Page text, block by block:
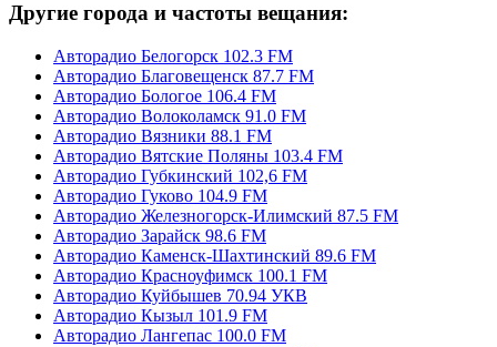
Другие города и частоты вещания:
Авторадио Белогорск 102.3 FM
Авторадио Благовещенск 87.7 FM
Авторадио Бологое 106.4 FM
Авторадио Волоколамск 91.0 FM
Авторадио Вязники 88.1 FM
Авторадио Вятские Поляны 103.4 FM
Авторадио Губкинский 102,6 FM
Авторадио Гуково 104.9 FM
Авторадио Железногорск-Илимский 87.5 FM
Авторадио Зарайск 98.6 FM
Авторадио Каменск-Шахтинский 89.6 FM
Авторадио Красноуфимск 100.1 FM
Авторадио Куйбышев 70.94 УКВ
Авторадио Кызыл 101.9 FM
Авторадио Лангепас 100.0 FM